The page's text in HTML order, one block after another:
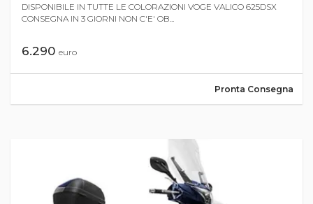
DISPONIBILE IN TUTTE LE COLORAZIONI VOGE VALICO 625DSX
CONSEGNA IN 3 GIORNI NON C'E' OB...
6.290 euro
Pronta Consegna